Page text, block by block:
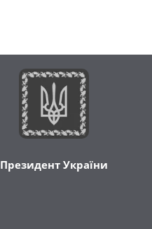
Президент України